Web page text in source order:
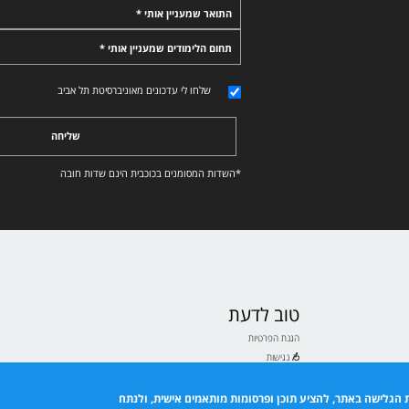
באתר, להציע תוכן ופרסומות מותאמים אישית, ולנתח
התואר שמעניין אותי *
תחום הלימודים שמעניין אותי *
שלחו לי עדכונים מאוניברסיטת תל אביב
שליחה
*השדות המסומנים בכוכבית הינם שדות חובה
לבעלי ולבעלות תואר
טוב לדעת
הגנת הפרטיות
נגישות